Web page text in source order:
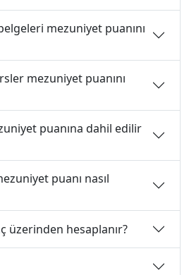
mezuniyet puanını
mezuniyet puanını
puanına dahil edilir
puanı nasıl
üzerinden hesaplanır?